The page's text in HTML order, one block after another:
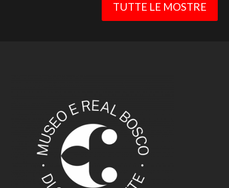
TUTTE LE MOSTRE